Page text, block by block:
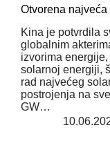
Otvorena
Kina je potvrdila
globalnim
izvorima
solarnoj energiji,
rad najvećeg
postrojenja na
GW…